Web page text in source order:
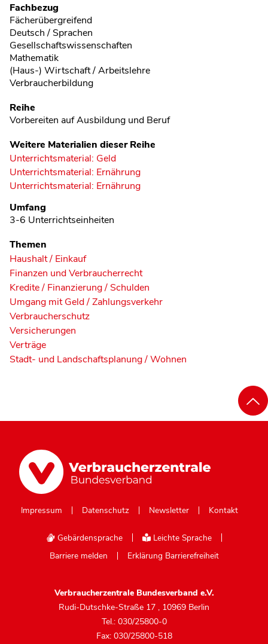
Fachbezug
Fächerübergreifend
Deutsch / Sprachen
Gesellschaftswissenschaften
Mathematik
(Haus-) Wirtschaft / Arbeitslehre
Verbraucherbildung
Reihe
Vorbereiten auf Ausbildung und Beruf
Weitere Materialien dieser Reihe
Unterrichtsmaterial: Geld
Unterrichtsmaterial: Ernährung
Unterrichtsmaterial: Ernährung
Umfang
3-6 Unterrichtseinheiten
Themen
Haushalt / Einkauf
Finanzen und Verbraucherrecht
Kredite / Finanzierung / Schulden
Umgang mit Geld / Zahlungsverkehr
Verbraucherschutz
Versicherungen
Verträge
Stadt- und Landschaftsplanung / Wohnen
Impressum Datenschutz Newsletter Kontakt
Gebärdensprache
Leichte Sprache
Barriere melden
Erklärung Barrierefreiheit
Verbraucherzentrale Bundesverband e.V.
Rudi-Dutschke-Straße 17 , 10969 Berlin
Tel.: 030/25800-0
Fax: 030/25800-518